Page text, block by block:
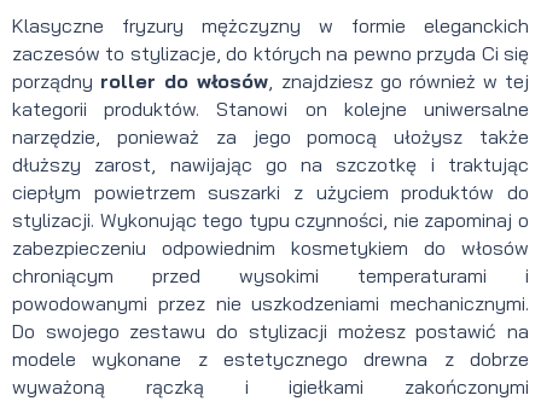
Klasyczne fryzury mężczyzny w formie eleganckich
zaczesów to stylizacje, do których na pewno przyda Ci się
porządny roller do włosów, znajdziesz go również w tej
kategorii produktów. Stanowi on kolejne uniwersalne
narzędzie, ponieważ za jego pomocą ułożysz także
dłuższy zarost, nawijając go na szczotkę i traktując
ciepłym powietrzem suszarki z użyciem produktów do
stylizacji. Wykonując tego typu czynności, nie zapominaj o
zabezpieczeniu odpowiednim kosmetykiem do włosów
chroniącym przed wysokimi temperaturami i
powodowanymi przez nie uszkodzeniami mechanicznymi.
Do swojego zestawu do stylizacji możesz postawić na
modele wykonane z estetycznego drewna z dobrze
wyważoną rączką i igiełkami zakończonymi